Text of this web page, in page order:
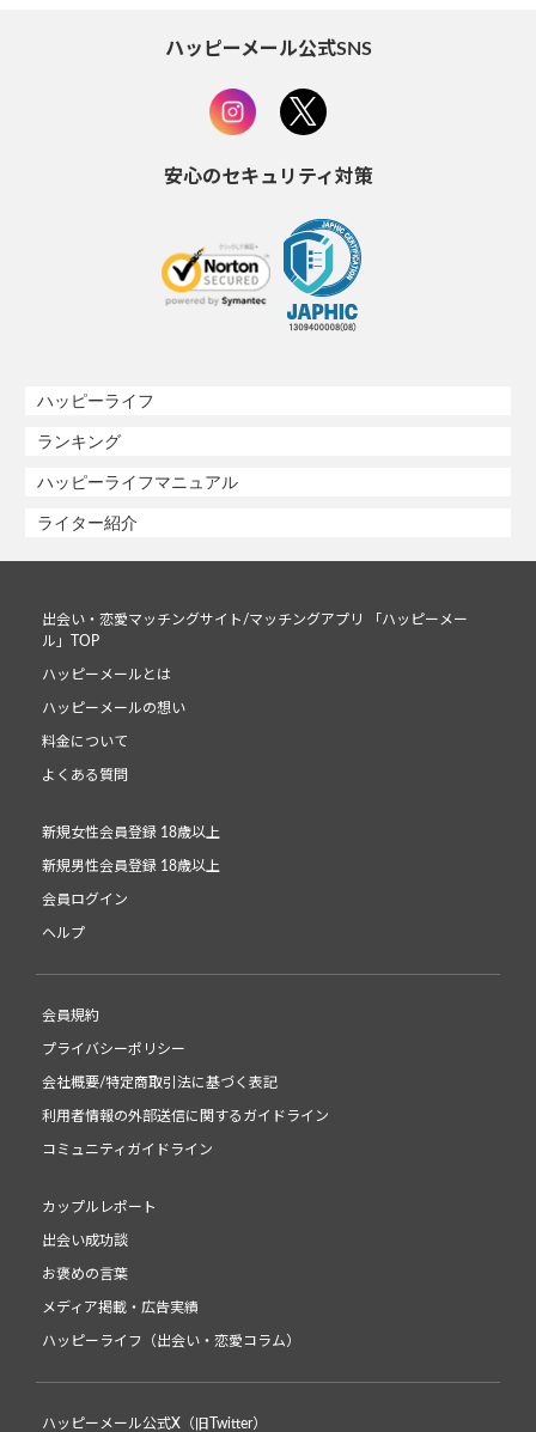
ハッピーメール公式SNS
安心のセキュリティ対策
ハッピーライフ
ランキング
ハッピーライフマニュアル
ライター紹介
出会い・恋愛マッチングサイト/マッチングアプリ 「ハッピーメー
ル」TOP
ハッピーメールとは
ハッピーメールの想い
料金について
よくある質問
新規女性会員登録 18歳以上
新規男性会員登録 18歳以上
会員ログイン
ヘルプ
会員規約
プライバシーポリシー
会社概要/特定商取引法に基づく表記
利用者情報の外部送信に関するガイドライン
コミュニティガイドライン
カップルレポート
出会い成功談
お褒めの言葉
メディア掲載・広告実績
ハッピーライフ（出会い・恋愛コラム）
ハッピーメール公式X（旧Twitter）